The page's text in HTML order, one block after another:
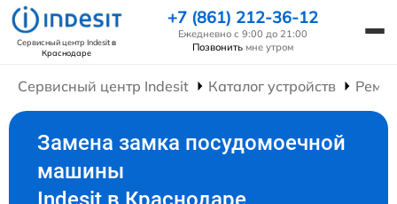
Сервисный центр Indesitв
Краснодаре
+7 (861) 212-36-12
Ежедневно с 9:00 до 21:00
Позвонить мне утром
Сервисный центр Indesit Каталог устройств
Замена замка посудомоечной
машины